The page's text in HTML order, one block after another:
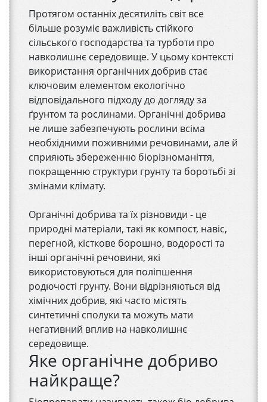
Протягом останніх десятиліть світ все
більше розуміє важливість стійкого
сільського господарства та турботи про
навколишнє середовище. У цьому контексті
використання органічних добрив стає
ключовим елементом екологічно
відповідального підходу до догляду за
ґрунтом та рослинами. Органічні добрива
не лише забезпечують рослини всіма
необхідними поживними речовинами, але й
сприяють збереженню біорізноманіття,
покращенню структури грунту та боротьбі зі
змінами клімату.
Органічні добрива та їх різновиди - це
природні матеріали, такі як компост, навіс,
перегной, кісткове борошно, водорості та
інші органічні речовини, які
використовуються для поліпшення
родючості грунту. Вони відрізняються від
хімічних добрив, які часто містять
синтетичні сполуки та можуть мати
негативний вплив на навколишнє
середовище.
Яке органічне добриво
найкраще?